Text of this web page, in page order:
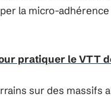
la micro-
pratiquer le VTT
sur des massifs